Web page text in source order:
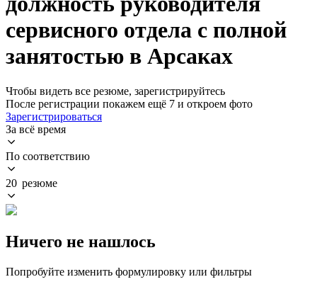
сервисного отдела с полной
занятостью в Арсаках
Чтобы видеть все резюме, зарегистрируйтесь
После регистрации покажем ещё 7 и откроем фото
Зарегистрироваться
За всё время
По соответствию
20 резюме
Ничего не нашлось
Попробуйте изменить формулировку или фильтры